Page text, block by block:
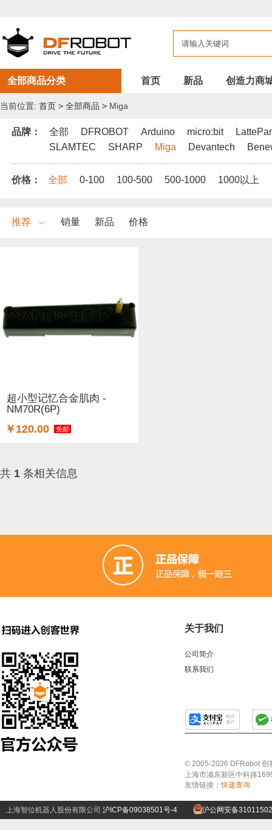
商
品
全部商品分类 首页 新品 创造力商
当前位置: 首页 > 全部商品 > Miga
品牌： 全部 DFROBOT Arduino micro:bit
SLAMTEC
SHARP Miga Devantech
价格： 全部 0-100 100-500 500-1000 1000以上
推荐 销量 新品 价格
超小型记忆合金肌肉 -
NM70R(6P)
￥120.00 免邮
共 1 条相关信息
关于我们
公司简介
联系我们
© 2005-2026 DFRobot 创
上海市浦东新区中科路
友情链接：快递查询
上海智位机器人股份有限公司 沪ICP备09038501号-4 沪公网安备